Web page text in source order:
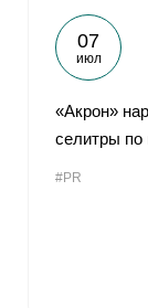
07
июл
«Акрон»
селитры по
#PR